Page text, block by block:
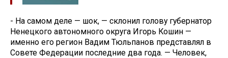
- На самом деле — шок, — склонил голову губернатор
Ненецкого автономного округа Игорь Кошин —
именно его регион Вадим Тюльпанов представлял в
Совете Федерации последние два года. — Человек,